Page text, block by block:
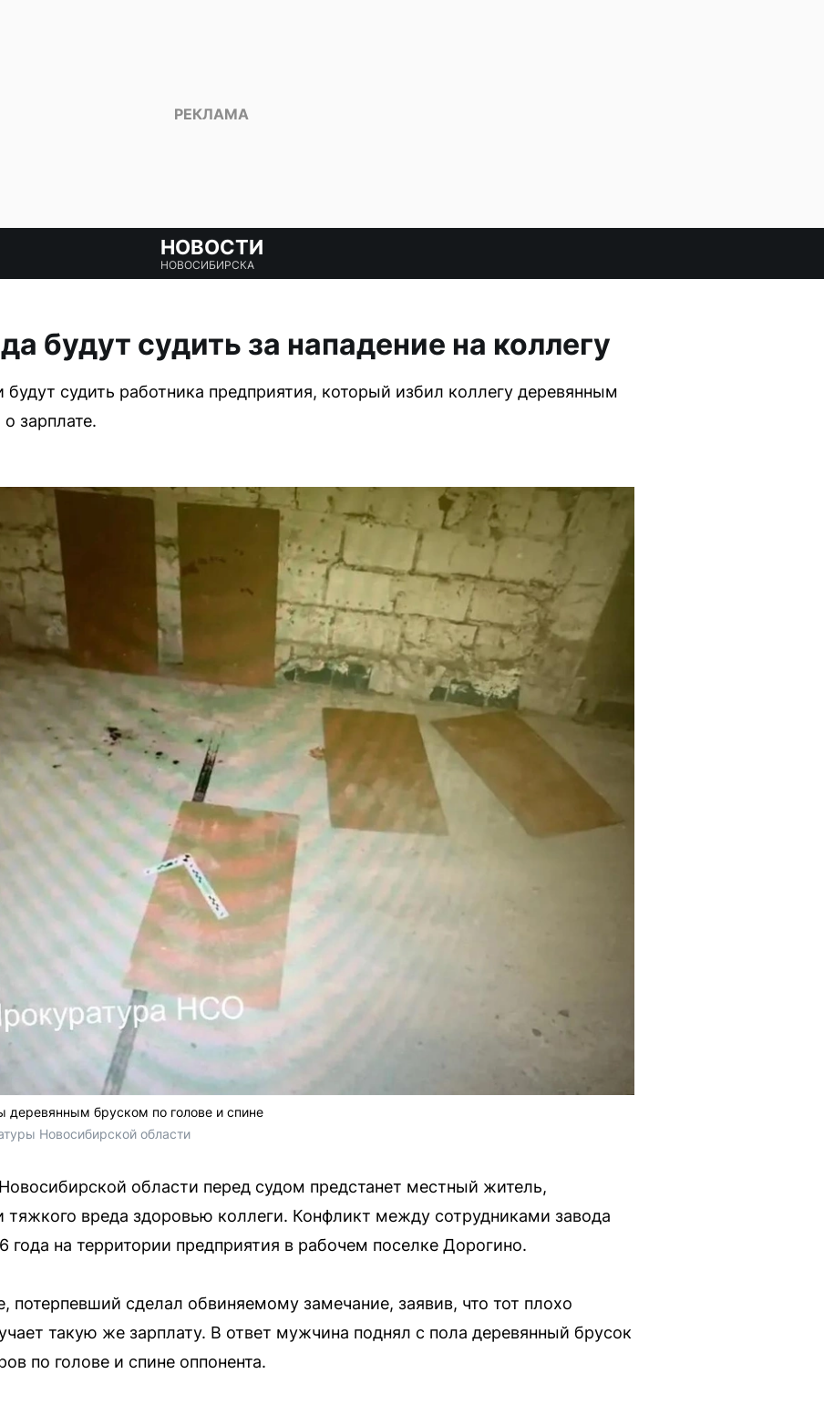
НОВОСТИ
НОВОСИБИРСКА
будут судить за нападение на коллегу
судить работника предприятия, который избил коллегу деревянным
зарплате.
деревянным бруском по голове и спине
Новосибирской области
области перед судом предстанет местный житель,
вреда здоровью коллеги. Конфликт между сотрудниками завода
года на территории предприятия в рабочем поселке Дорогино.
потерпевший сделал обвиняемому замечание, заявив, что тот плохо
такую же зарплату. В ответ мужчина поднял с пола деревянный брусок
по голове и спине оппонента.